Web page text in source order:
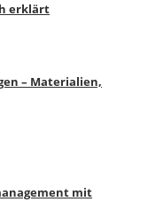
erklärt
– Materialien,
mit